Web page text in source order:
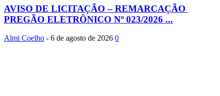
AVISO DE LICITAÇÃO – REMARCAÇÃO
PREGÃO ELETRÔNICO Nº 023/2026 ...
Almi Coelho - 6 de agosto de 2026 0